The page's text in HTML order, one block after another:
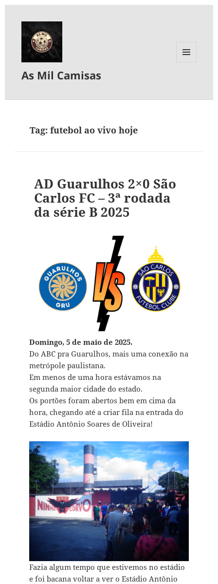
As Mil Camisas
Tag:futebol ao vivo hoje
AD Guarulhos 2×0 São
Carlos FC – 3ª rodada
da série B 2025
Domingo, 5 de maio de 2025.
Do ABC pra Guarulhos, mais uma conexão na
metrópole paulistana.
Em menos de uma hora estávamos na
segunda maior cidade do estado.
Os portões foram abertos bem em cima da
hora, chegando até a criar fila na entrada do
Estádio Antônio Soares de Oliveira!
Fazia algum tempo que estivemos no estádio
e foi bacana voltar a ver o Estádio Antônio